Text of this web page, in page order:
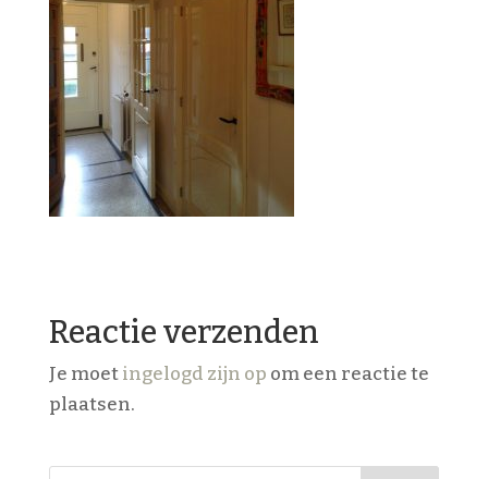
Reactie verzenden
Je moetingelogd zijn op om een reactie te
plaatsen.